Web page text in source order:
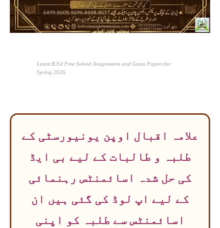
Latest B.Ed Free Solved Assignments and Guess Papers for
Spring 2026.
علامہ اقبال اوپن یونیورسٹی کے
طلبہ و طالبات کے لیے بی ایڈ
کی حل شدہ اسائمنٹس رہنمائی
کے لیے اپ لوڈ کی گئی ہیں ان
اسائمنٹس سے طلبہ کو اپنی